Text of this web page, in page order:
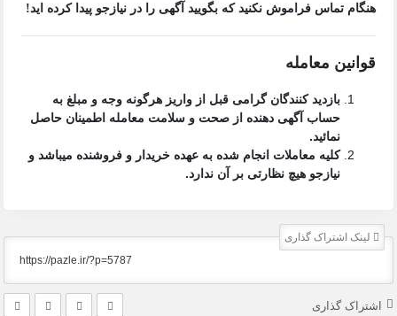
هنگام تماس فراموش نکنید که بگویید آگهی را درنیازجوپیدا کرده اید!
قوانین معامله
بازدید کنندگان گرامی قبل از واریز هرگونه وجه و مبلغ به
حساب آگهی دهنده از صحت و سلامت معامله اطمینان حاصل
نمائید.
کلیه معاملات انجام شده به عهده خریدار و فروشنده میباشد و
نیازجو هیچ نظارتی بر آن ندارد.
لینک اشتراک گذاری
اشتراک گذاری